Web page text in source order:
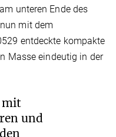
unteren Ende des
mit dem
entdeckte kompakte
Masse eindeutig in der
mit
und